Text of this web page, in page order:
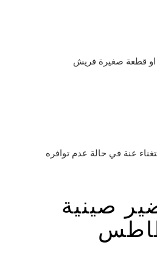
او قطعة صغيرة فريش
عنة في حالة عدم توافره
صينية